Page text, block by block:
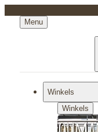
Menu
Winkels
Winkels